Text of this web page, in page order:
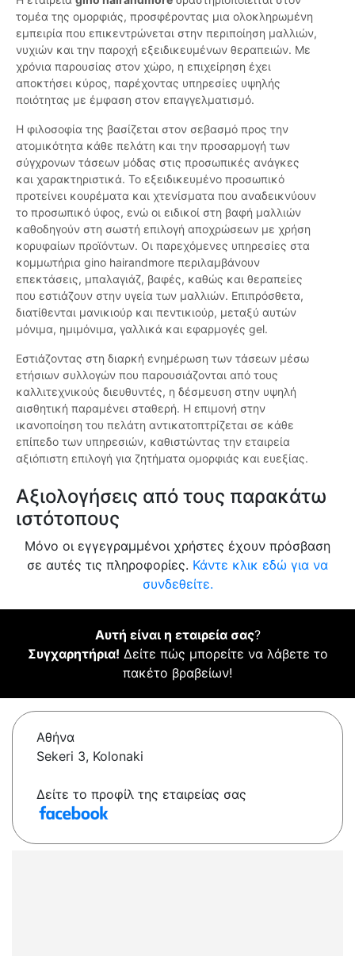
τομέα της ομορφιάς, προσφέροντας μια ολοκληρωμένη
εμπειρία που επικεντρώνεται στην περιποίηση μαλλιών,
νυχιών και την παροχή εξειδικευμένων θεραπειών. Με
χρόνια παρουσίας στον χώρο, η επιχείρηση έχει
αποκτήσει κύρος, παρέχοντας υπηρεσίες υψηλής
ποιότητας με έμφαση στον επαγγελματισμό.
Η φιλοσοφία της βασίζεται στον σεβασμό προς την
ατομικότητα κάθε πελάτη και την προσαρμογή των
σύγχρονων τάσεων μόδας στις προσωπικές ανάγκες
και χαρακτηριστικά. Το εξειδικευμένο προσωπικό
προτείνει κουρέματα και χτενίσματα που αναδεικνύουν
το προσωπικό ύφος, ενώ οι ειδικοί στη βαφή μαλλιών
καθοδηγούν στη σωστή επιλογή αποχρώσεων με χρήση
κορυφαίων προϊόντων. Οι παρεχόμενες υπηρεσίες στα
κομμωτήρια gino hairandmore περιλαμβάνουν
επεκτάσεις, μπαλαγιάζ, βαφές, καθώς και θεραπείες
που εστιάζουν στην υγεία των μαλλιών. Επιπρόσθετα,
διατίθενται μανικιούρ και πεντικιούρ, μεταξύ αυτών
μόνιμα, ημιμόνιμα, γαλλικά και εφαρμογές gel.
Εστιάζοντας στη διαρκή ενημέρωση των τάσεων μέσω
ετήσιων συλλογών που παρουσιάζονται από τους
καλλιτεχνικούς διευθυντές, η δέσμευση στην υψηλή
αισθητική παραμένει σταθερή. Η επιμονή στην
ικανοποίηση του πελάτη αντικατοπτρίζεται σε κάθε
επίπεδο των υπηρεσιών, καθιστώντας την εταιρεία
αξιόπιστη επιλογή για ζητήματα ομορφιάς και ευεξίας.
Αξιολογήσεις από τους παρακάτω
ιστότοπους
Μόνο οι εγγεγραμμένοι χρήστες έχουν πρόσβαση
σε αυτές τις πληροφορίες. Κάντε κλικ εδώ για να
συνδεθείτε.
Αυτή είναι η εταιρεία σας?
Συγχαρητήρια! Δείτε πώς μπορείτε να λάβετε το
πακέτο βραβείων!
Αθήνα
Sekeri 3, Kolonaki
Δείτε το προφίλ της εταιρείας σας